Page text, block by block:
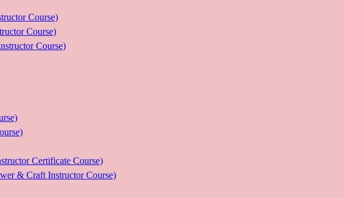
Course)
Course)
Course)
Certificate Course)
& Craft Instructor Course)